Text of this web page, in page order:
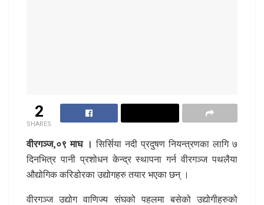
2
SHARES
वीरगञ्ज,०९ माघ । सिर्सिया नदी प्रदुषण नियन्त्रणका लागि ७
दिनभित्र पानी प्रशोधन केन्द्र स्थापना गर्न वीरगञ्ज पथलैया
औद्योगिक करिडोरका उद्योगहरु तयार भएका छन् ।
वीरगञ्ज उद्योग वाणिज्य संघको पहलमा बसेको उद्योगीहरुको